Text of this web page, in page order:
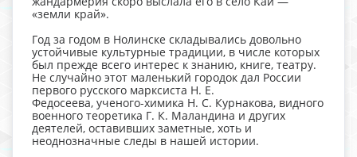
«земли край».
Год за годом в Нолинске складывались довольно
устойчивые культурные традиции, в числе которых
был прежде всего интерес к знанию, книге, театру.
Не случайно этот маленький городок дал России
первого русского марксиста Н. Е.
Федосеева, ученого-химика Н. С. Курнакова, видного
военного теоретика Г. К. Маландина и других
деятелей, оставивших заметные, хоть и
неоднозначные следы в нашей истории.